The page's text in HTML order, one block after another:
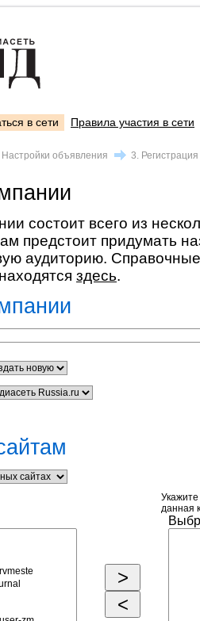
в сети Правила участия в сети
Настройки объявления 3. Регистрация
состоит всего из
предстоит придумать
аудиторию.
здесь.
Укажите
данная